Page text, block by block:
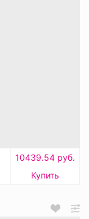
10439.54 руб.
Купить